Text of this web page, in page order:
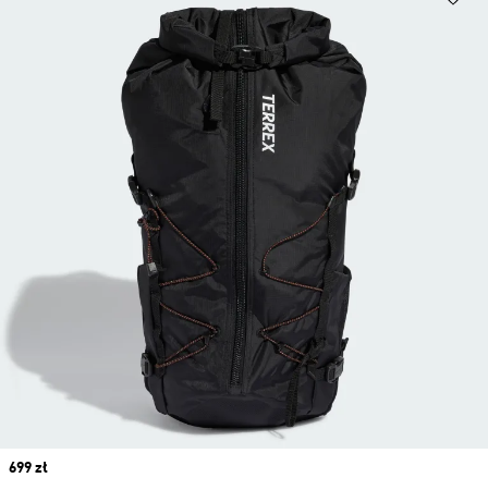
Price
699 zł